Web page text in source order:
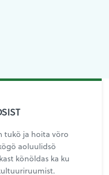
tukõ ja hoita võro
aoluulidsõ
kõnõldas ka ku